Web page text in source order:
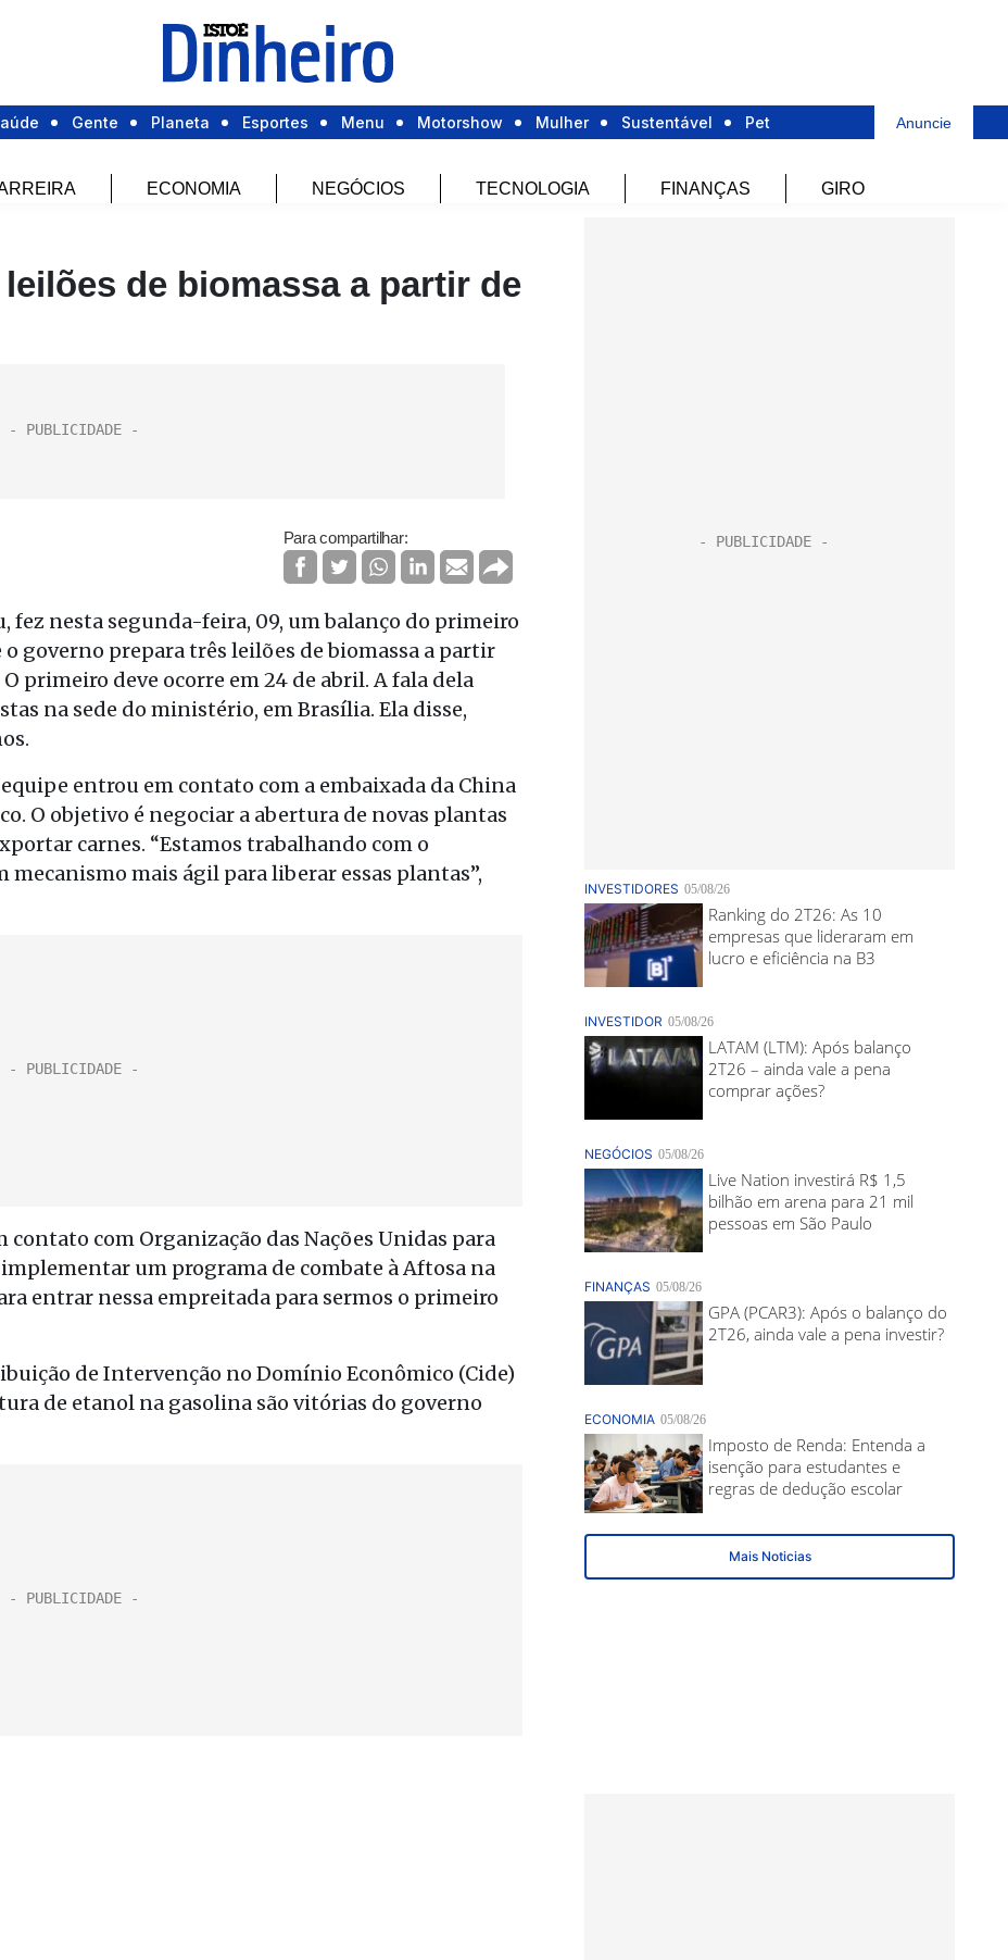
Gente Planeta Esportes Menu Motorshow Mulher Sustentável Pet Anuncie
ECONOMIA NEGÓCIOS TECNOLOGIA FINANÇAS GIRO
de biomassa a partir de
Para compartilhar:
nesta segunda-feira, 09, um balanço do primeiro
governo prepara três leilões de biomassa a partir
primeiro deve ocorre em 24 de abril. A fala dela
na sede do ministério, em Brasília. Ela disse,
entrou em contato com a embaixada da China
O objetivo é negociar a abertura de novas plantas
carnes. “Estamos trabalhando com o
mecanismo mais ágil para liberar essas plantas”,
com Organização das Nações Unidas para
um programa de combate à Aftosa na
entrar nessa empreitada para sermos o primeiro
de Intervenção no Domínio Econômico (Cide)
de etanol na gasolina são vitórias do governo